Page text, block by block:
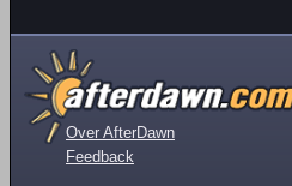
Over AfterDawn
Feedback